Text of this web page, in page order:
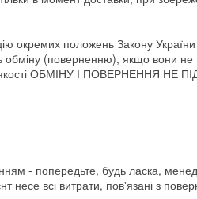
окремих положень Закону
обміну (поверненню), якщо вони не
якості ОБМІНУ І ПОВЕРНЕННЯ НЕ
- попередьте, будь ласка,
несе всі витрати, пов'язані з